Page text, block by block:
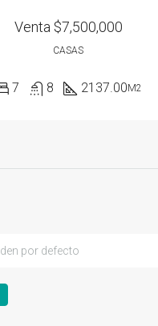
Venta $7,500,000
CASAS
7 8 2137.00M2
por defecto